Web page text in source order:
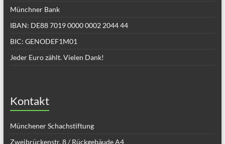
Münchner Bank
IBAN: DE88 7019 0000 0002 2044 44
BIC: GENODEF1M01
Jeder Euro zählt. Vielen Dank!
Kontakt
Münchener Schachstiftung
Zweibrückenstr. 8 / Rückgebäude A4